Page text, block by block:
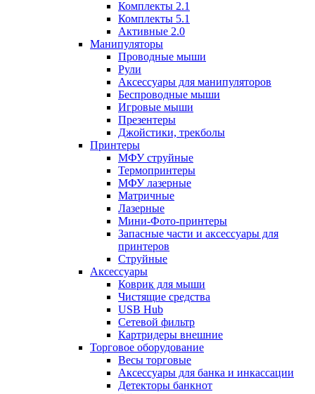
Комплекты 2.1
Комплекты 5.1
Активные 2.0
Манипуляторы
Проводные мыши
Рули
Аксессуары для манипуляторов
Беспроводные мыши
Игровые мыши
Презентеры
Джойстики, трекболы
Принтеры
МФУ струйные
Термопринтеры
МФУ лазерные
Матричные
Лазерные
Мини-Фото-принтеры
Запасные части и аксессуары для
принтеров
Струйные
Аксессуары
Коврик для мыши
Чистящие средства
USB Hub
Сетевой фильтр
Картридеры внешние
Торговое оборудование
Весы торговые
Аксессуары для банка и инкассации
Детекторы банкнот